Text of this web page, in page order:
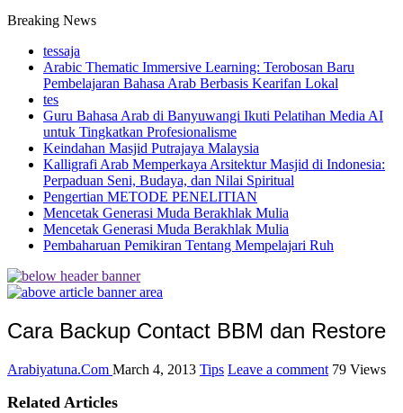
Breaking News
tessaja
Arabic Thematic Immersive Learning: Terobosan Baru
Pembelajaran Bahasa Arab Berbasis Kearifan Lokal
tes
Guru Bahasa Arab di Banyuwangi Ikuti Pelatihan Media AI
untuk Tingkatkan Profesionalisme
Keindahan Masjid Putrajaya Malaysia
Kalligrafi Arab Memperkaya Arsitektur Masjid di Indonesia:
Perpaduan Seni, Budaya, dan Nilai Spiritual
Pengertian METODE PENELITIAN
Mencetak Generasi Muda Berakhlak Mulia
Mencetak Generasi Muda Berakhlak Mulia
Pembaharuan Pemikiran Tentang Mempelajari Ruh
Cara Backup Contact BBM dan Restore
Arabiyatuna.Com March 4, 2013 Tips Leave a comment 79 Views
Related Articles